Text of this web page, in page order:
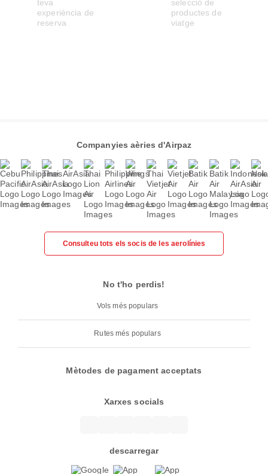
Companyies aèries d'Airpaz
Consulteu tots els socis de les aerolínies
No t'ho perdis!
Vols més populars
Rutes més populars
Mètodes de pagament acceptats
Xarxes socials
descarregar